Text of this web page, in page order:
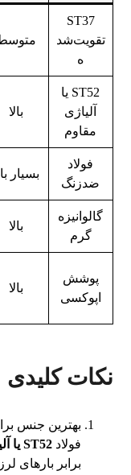
ST37
تقویت‌شد
ه
ST52 یا
آلیاژی
مقاوم
بالا
فولاد
ضدزنگ
بسیار
گالوانیزه
گرم
بالا
پوشش
اپوکسی
بالا
نکات کلیدی
بهترین جنس
فولادST52 یا آلیاژهای مقاوم
برابر بارهای